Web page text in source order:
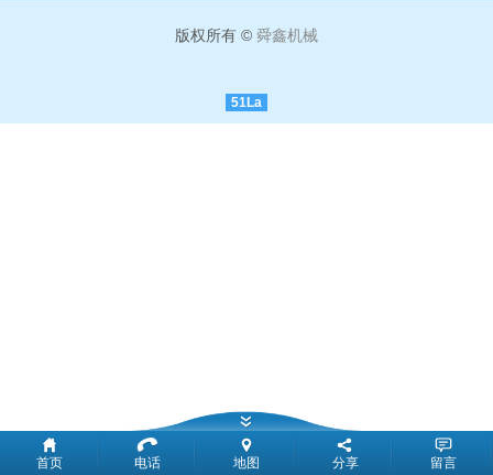
版权所有 © 舜鑫机械
51La
首页 电话 地图 分享 留言